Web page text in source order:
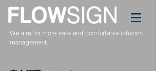
We aim for more safe and comfortable infusion
management.